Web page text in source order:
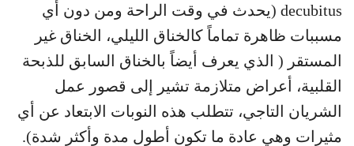
decubitus (يحدث في وقت الراحة ومن دون أي
مسببات ظاهرة تماماً كالخناق الليلي، الخناق غير
المستقر ( الذي يعرف أيضاً بالخناق السابق للذبحة
القلبية، أعراض متلازمة تشير إلى قصور عمل
الشريان التاجي، تتطلب هذه النوبات الابتعاد عن أي
مثيرات وهي عادة ما تكون أطول مدة وأكثر شدة).